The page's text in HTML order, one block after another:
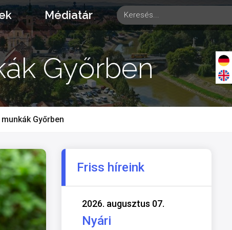
Médiatár
Győrben
Győrben
Friss híreink
2026. augusztus 07.
Nyári